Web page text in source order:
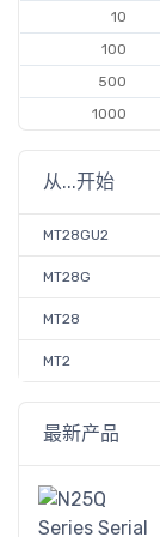
10
100
500
1000
从...开始
MT28GU2
MT28G
MT28
MT2
最新产品